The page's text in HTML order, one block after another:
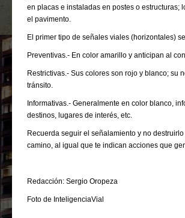
en placas e instaladas en postes o
el pavimento.
El primer tipo de señales viales (horizontales)
Preventivas.- En color amarillo y anticipan al
Restrictivas.- Sus colores son rojo y blanco; su
tránsito.
Informativas.- Generalmente en color blanco,
destinos, lugares de interés, etc.
Recuerda seguir el señalamiento y no
camino, al igual que te indican acciones que
Redacción: Sergio Oropeza
Foto de InteligenciaVial